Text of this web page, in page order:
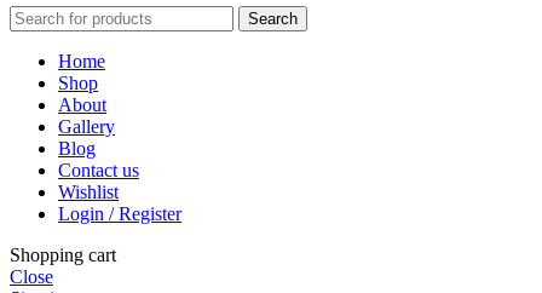
Search
Home
Shop
About
Gallery
Blog
Contact us
Wishlist
Login / Register
Shopping cart
Close